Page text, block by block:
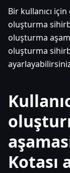
Bir kullanıcı için
oluşturma
oluşturma
oluşturma
Kotası